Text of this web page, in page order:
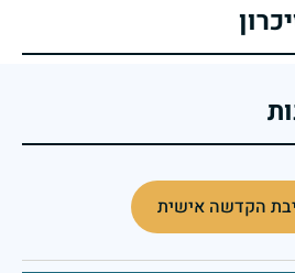
הקדשה אישית